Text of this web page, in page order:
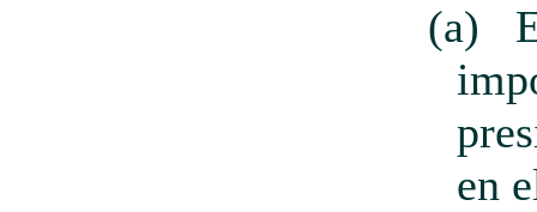
(a)
en